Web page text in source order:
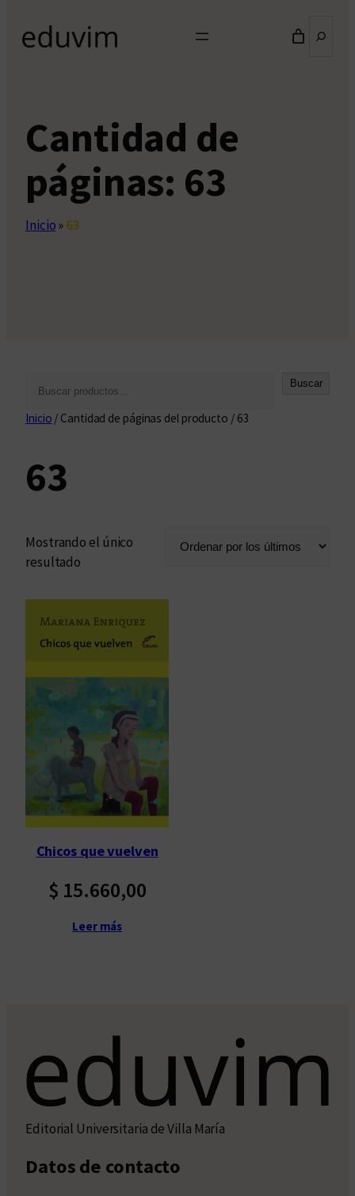
Cantidad de
páginas: 63
Inicio»63
s
r
Buscar
Inicio / Cantidad de páginas del producto / 63
63
Mostrando el único
resultado
Chicos que vuelven
$ 15.660,00
Leer más
Editorial Universitaria de Villa María
Datos de contacto